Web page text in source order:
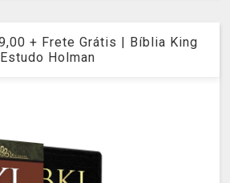
+ Frete Grátis | Bíblia King
Holman